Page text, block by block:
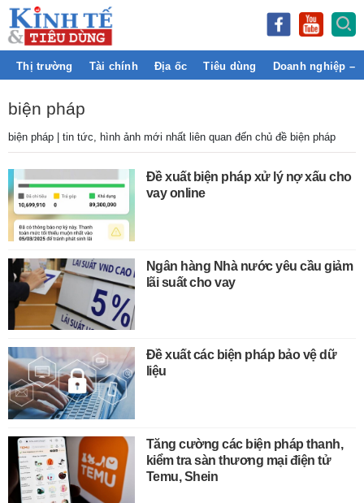
Thị trường Tài chính Địa ốc Tiêu dùng Doanh nghiệp –
biện pháp
biện pháp | tin tức, hình ảnh mới nhất liên quan đến chủ đề biện pháp
Đề xuất biện pháp xử lý nợ xấu cho
vay online
Ngân hàng Nhà nước yêu cầu giảm
lãi suất cho vay
Đề xuất các biện pháp bảo vệ dữ
liệu
Tăng cường các biện pháp thanh,
kiểm tra sàn thương mại điện tử
Temu, Shein